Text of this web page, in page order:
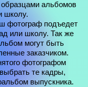
образцами альбомов
школу.
фотограф подъедет
или школу. Так же
могут быть
заказчиком.
фотографом
те кадры,
выпускника.